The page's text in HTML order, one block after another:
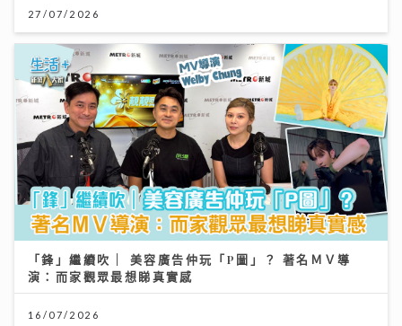
27/07/2026
「鋒」繼續吹 | 美容廣告仲玩「P圖」？ 著名ＭＶ導
演：而家觀眾最想睇真實感
16/07/2026